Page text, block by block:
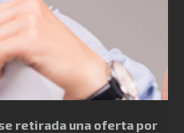
retirada una oferta por